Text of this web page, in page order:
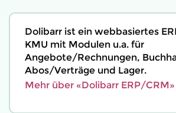
Dolibarr ist ein webbasiertes
KMU mit Modulen u.a. für
Angebote/Rechnungen,
Abos/Verträge und Lager.
Mehr über «Dolibarr ERP/